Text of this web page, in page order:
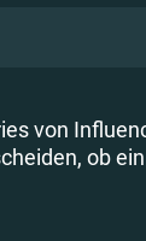
von
ob